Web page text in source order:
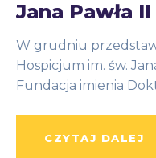
Jana Pawła
W grudniu
Hospicjum im. św.
Fundacja imienia
CZYTAJ DALEJ